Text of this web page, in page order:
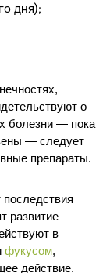
дня);
о
болезни — пока
— следует
препараты.
развитие
в
фукусом,
действие.